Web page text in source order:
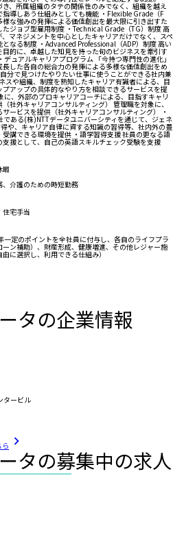
、所属組織のタテの関係性のみでなく、組織を越え
導しあう仕組みとしても機能 ・Flexible Grade（F
な強みの発揮による価値創出を最大限に引き出すた
ジョブ型雇用制度 ・Technical Grade（TG）制度 高
マネジメントを中心としたキャリアだけでなく、スペ
なる制度 ・Advanced Professional（ADP）制度 高い
的に、卓越した知見を持った旬のビジネスを牽引す
ュアルキャリアプログラム 「今持つ専門性の進化」
した各自の総合力の発揮による多様な価値創出をめ
分で見つけたやりたい仕事に使うことができる社内兼
スや組織、制度を熟知したキャリア有識者による、目
アップの具体的なやり方を相談できるサービスを提
、外部のプロキャリアコーチによる、目指すキャリ
社外キャリアコンサルティング） 管理職を対象に、
ービスを提供（社外キャリアコンサルティング） ・
ある(株)NTTデータユニバーシティを通じて、ジェネ
や、キャリア自律に資する知識の習得等、社内外の豊
講できる環境を提供 ・語学習得支援 社員の更なる語
援として、自己の英語スキルチェック受験を支援
暇
介護のための時短勤務
住宅手当
一定のポイントを全社員に付与し、各自のライフプラ
ン補助）、財産形成、健康増進、その他レジャー施
に選択し、利用できる仕組み）
タの企業情報
タービル
ら
タの募集中の求人